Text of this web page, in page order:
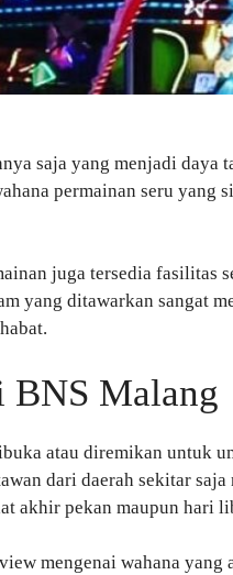
saja yang menjadi daya
permainan seru yang
juga tersedia fasilitas
yang ditawarkan sangat
BNS Malang
atau diremikan untuk
dari daerah sekitar
akhir pekan maupun hari
mengenai wahana yang